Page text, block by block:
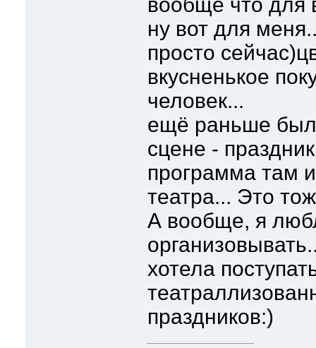
ну вот для
просто
вкусненькое
человек...
ещё раньше
сцене -
программа там
театра... Это
А вообще, я
хотела
праздников:)